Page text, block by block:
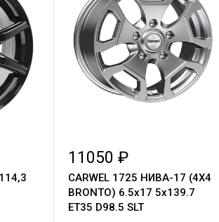
11050 ₽
CARWEL 1725 НИВА-17 (4Х4
BRONTO) 6.5х17 5х139.7
ET35 D98.5 SLT